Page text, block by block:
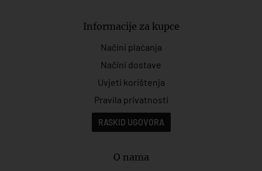
Informacije za kupce
Načini plaćanja
Načini dostave
Uvjeti korištenja
Pravila privatnosti
RASKID UGOVORA
O nama